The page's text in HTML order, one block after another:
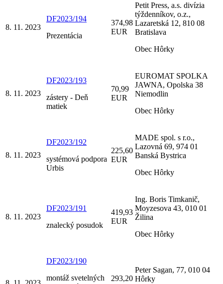
8. 11. 2023
DF2023/194
Prezentácia
374,98
EUR
Petit Press, a.s. divízia
týždenníkov, o.z.,
Lazaretská 12, 810 08
Bratislava
Obec Hôrky
8. 11. 2023
DF2023/193
zástery - Deň
matiek
70,99
EUR
EUROMAT SPOLKA
JAWNA, Opolska 38
Niemodlin
Obec Hôrky
8. 11. 2023
DF2023/192
systémová podpora
Urbis
225,60
EUR
MADE spol. s r.o.,
Lazovná 69, 974 01
Banská Bystrica
Obec Hôrky
8. 11. 2023
DF2023/191
znalecký posudok
419,93
EUR
Ing. Boris Timkanič,
Moyzesova 43, 010 01
Žilina
Obec Hôrky
DF2023/190
montáž svetelných
293,20
Peter Sagan, 77, 010 04
Hôrky